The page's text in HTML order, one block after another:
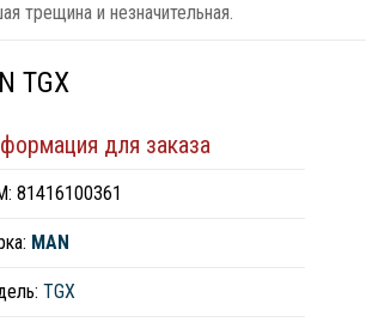
трещина и незначительная.
TGX
для заказа
81416100361
MAN
TGX